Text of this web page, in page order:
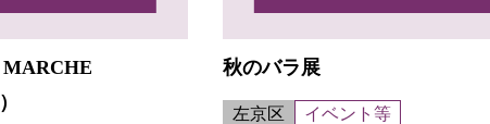
秋のバラ展
左京区 イベント等